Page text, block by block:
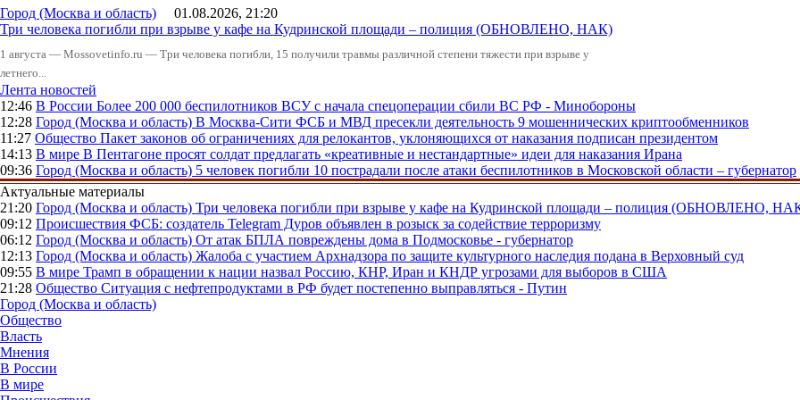
Город (Москва и область) 01.08.2026, 21:20
Три человека погибли при взрыве у кафе на Кудринской площади – полиция (ОБНОВЛЕНО, НАК)
1 августа — Mossovetinfo.ru — Три человека погибли, 15 получили травмы различной степени тяжести при взрыве у
летнего...
Лента новостей
12:46 В России Более 200 000 беспилотников ВСУ с начала спецоперации сбили ВС РФ - Минобороны
12:28 Город (Москва и область) В Москва-Сити ФСБ и МВД пресекли деятельность 9 мошеннических криптообменников
11:27 Общество Пакет законов об ограничениях для релокантов, уклоняющихся от наказания подписан президентом
14:13 В мире В Пентагоне просят солдат предлагать «креативные и нестандартные» идеи для наказания Ирана
09:36 Город (Москва и область) 5 человек погибли 10 пострадали после атаки беспилотников в Московской области – губернатор
Актуальные материалы
21:20 Город (Москва и область) Три человека погибли при взрыве у кафе на Кудринской площади – полиция (ОБНОВЛЕНО,
09:12 Происшествия ФСБ: создатель Telegram Дуров объявлен в розыск за содействие терроризму
06:12 Город (Москва и область) От атак БПЛА повреждены дома в Подмосковье - губернатор
12:13 Город (Москва и область) Жалоба с участием Архнадзора по защите культурного наследия подана в Верховный суд
09:55 В мире Трамп в обращении к нации назвал Россию, КНР, Иран и КНДР угрозами для выборов в США
21:28 Общество Ситуация с нефтепродуктами в РФ будет постепенно выправляться - Путин
Город (Москва и область)
Общество
Власть
Мнения
В России
В мире